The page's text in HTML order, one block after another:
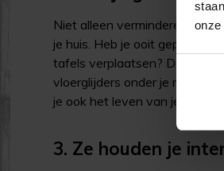
onze
Niet alleen verminderen
je huis. Heb je ooit
tafels verplaatsen? Dat kan
vloerglijders onder je
je ook het leven van je buren
3. Ze houden je